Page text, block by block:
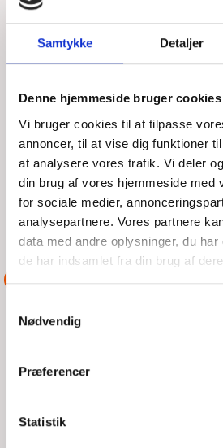
Samtykke Detaljer
Denne hjemmeside bruger cookies
Vi bruger cookies til at tilpasse
annoncer, til at vise dig funktioner
at analysere vores trafik. Vi deler
din brug af vores hjemmeside med
for sociale medier,
analysepartnere. Vores partnere
data med andre oplysninger, du
de har indsamlet fra din brug af
Nødvendig
Præferencer
Statistik
3 OPGAVER PÅ STRIBE
TOR, 06/08/2026 - 07:56
DSRS i Faxe Ladeplads blev anmodet
jolle med motorproblemer i
Rescue Liv mod havaristen og fik en
DSRS Faxe Ladeplads